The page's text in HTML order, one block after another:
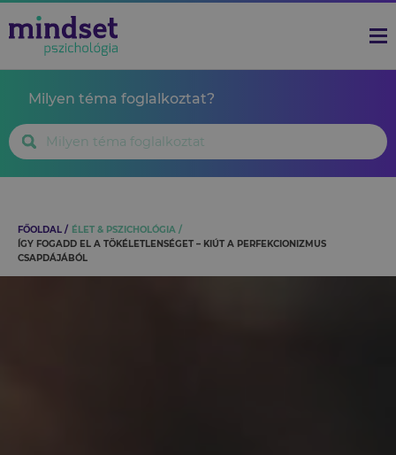
Milyen téma foglalkoztat?
FŐOLDAL
ÉLET & PSZICHOLÓGIA
ÍGY FOGADD EL A TÖKÉLETLENSÉGET – KIÚT A PERFEKCIONIZMUS
CSAPDÁJÁBÓL